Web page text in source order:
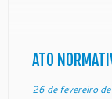
ATO
26 de fevereiro